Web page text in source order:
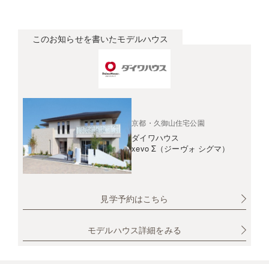
このお知らせを書いたモデルハウス
京都・久御山住宅公園
ダイワハウス
xevo Σ（ジーヴォ シグマ）
見学予約はこちら
モデルハウス詳細をみる